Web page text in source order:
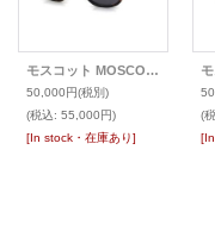
モスコット MOSCOT サングラスカスタム LEMTOSH レムトッシュ TORTOISE
50,000円(税別)
(税込: 55,000円)
[In stock・在庫あり]
(